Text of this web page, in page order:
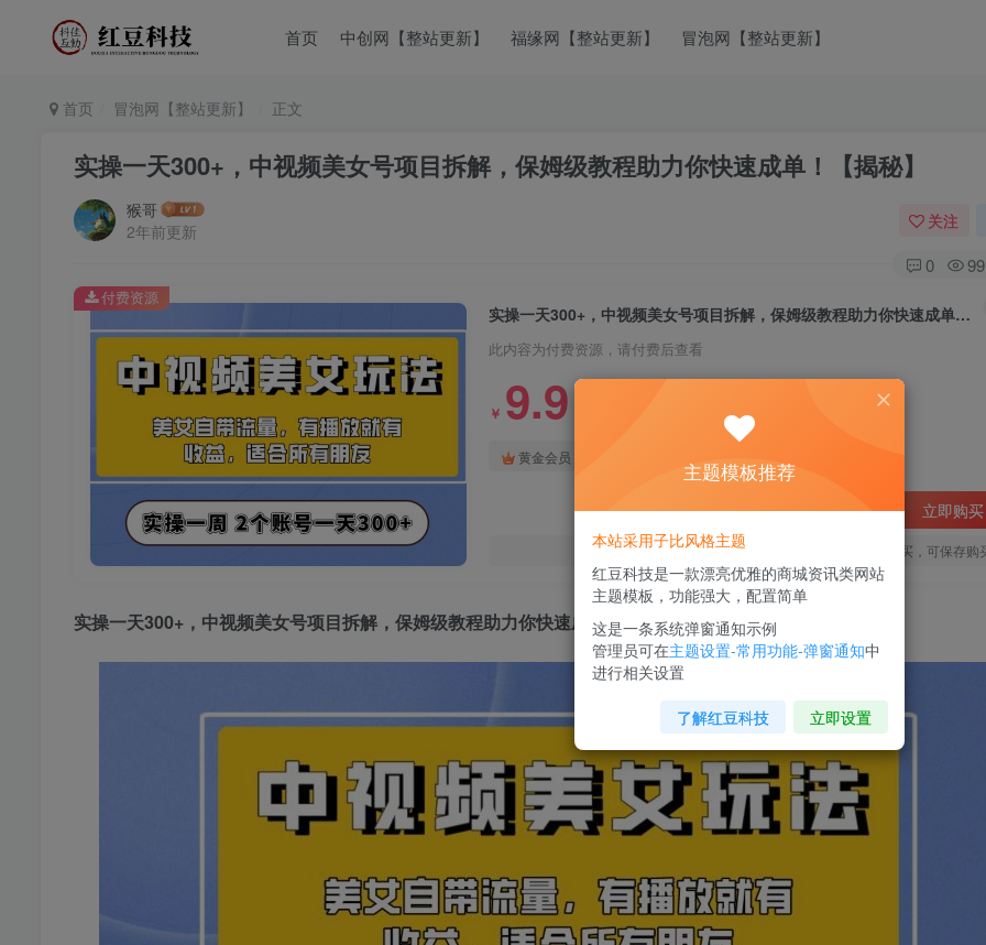
首页 中创网【整站更新】 福缘网【整站更新】 冒泡网【整站更新】
首页 冒泡网【整站更新】 正文
实操一天300+，中视频美女号项目拆解，保姆级教程助力你快速成单！【揭秘】
猴哥
2年前更新
关注
0 99
实操一天300+，中视频美女号项目拆解，保姆级教程助力你快速成单！【揭秘】
此内容为付费资源，请付费后查看
￥ 9.9
黄金会员
立即购买
您当前未登录！建议登陆后购买，可保存购
付费资源
实操一天300+， 中视频美女号项目拆解，保姆级教程助力你快速成单！【揭秘】
主题模板推荐
本站采用子比风格主题
红豆科技是一款漂亮优雅的商城资讯类网站
主题模板，功能强大，配置简单
这是一条系统弹窗通知示例
管理员可在主题设置-常用功能-弹窗通知中
进行相关设置
了解红豆科技 立即设置